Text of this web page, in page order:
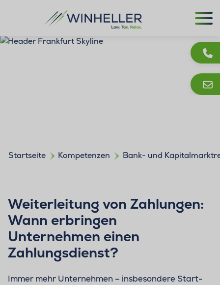
Startseite Kompetenzen Bank- und
Weiterleitung von Zahlungen:
Wann erbringen
Unternehmen einen
Zahlungsdienst?
Immer mehr Unternehmen – insbesondere Start-